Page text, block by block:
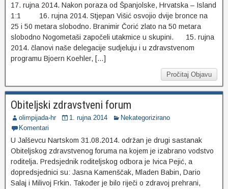
17. rujna 2014. Nakon poraza od Španjolske, Hrvatska – Island
1:1 16. rujna 2014. Stjepan Višić osvojio dvije bronce na
25 i 50 metara slobodno. Branimir Čorić zlato na 50 metara
slobodno Nogometaši započeli utakmice u skupini. 15. rujna
2014. članovi naše delegacije sudjeluju i u zdravstvenom
programu Bjoern Koehler, […]
Pročitaj Objavu
Obiteljski zdravstveni forum
olimpijada-hr 1. rujna 2014
Nekategorizirano
Komentari
U Jalševcu Nartskom 31.08.2014. održan je drugi sastanak
Obiteljskog zdravstvenog foruma na kojem je izabrano vodstvo
roditelja. Predsjednik roditeljskog odbora je Ivica Pejić, a
dopredsjednici su: Jasna Kamenščak, Mladen Babin, Dario
Salaj i Milivoj Frkin. Također je bilo riječi o zdravoj prehrani,